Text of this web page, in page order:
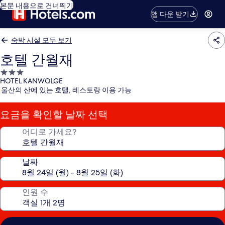
본문 내용으로 건너뛰기
앱 다운 받기
숙박 시설 모두 보기
호텔 간월재
3.0
성
급
숙
박
시
HOTEL KANWOLGE
울산의 산에 있는 호텔, 레스토랑 이용 가능
요금을 확인할 날짜 선택
어디로 가세요?
날짜
인원 수